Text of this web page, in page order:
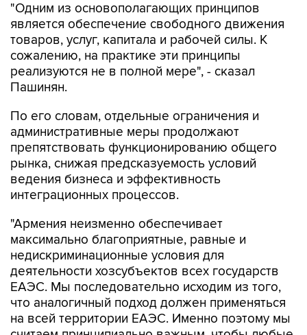
"Одним из основополагающих принципов
является обеспечение свободного движения
товаров, услуг, капитала и рабочей силы. К
сожалению, на практике эти принципы
реализуются не в полной мере", - сказал
Пашинян.
По его словам, отдельные ограничения и
административные меры продолжают
препятствовать функционированию общего
рынка, снижая предсказуемость условий
ведения бизнеса и эффективность
интеграционных процессов.
"Армения неизменно обеспечивает
максимально благоприятные, равные и
недискриминационные условия для
деятельности хозсубъектов всех государств
ЕАЭС. Мы последовательно исходим из того,
что аналогичный подход должен применяться
на всей территории ЕАЭС. Именно поэтому мы